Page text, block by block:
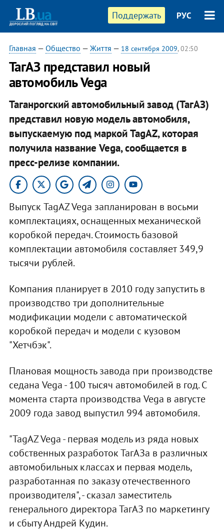
Поддержать РУС
Главная — Общество — Життя — 18 сентября 2009, 02:50
ТагАЗ представил новый
автомобиль Vega
Таганрогский автомобильный завод (ТагАЗ)
представил новую модель автомобиля,
выпускаемую под маркой TagAZ, которая
получила название Vega, сообщается в
пресс-релизе компании.
Выпуск TagAZ Vega запланирован в восьми
комплектациях, оснащенных механической
коробкой передач. Стоимость базовой
комплектации автомобиля составляет 349,9
тысячи рублей.
Компания планирует в 2010 году запустить в
производство три дополнительные
модификации модели с автоматической
коробкой передач и модели с кузовом
"Хетчбэк".
Плановая мощность завода при производстве
седана Vega - 100 тысяч автомобилей в год. С
момента старта производства Vega в августе
2009 года завод выпустил 994 автомобиля.
"TagAZ Vega - первая модель из ряда новых
собственных разработок ТагАЗа в различных
автомобильных классах и первая модель,
разработанная по заказу отечественного
производителя", - сказал заместитель
генерального директора ТагАЗ по маркетингу
и сбыту Андрей Кудин.